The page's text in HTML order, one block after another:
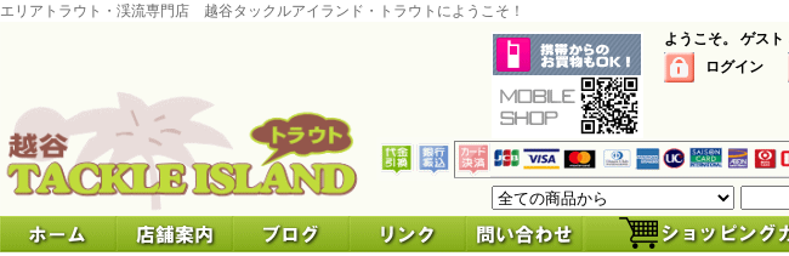
エリアトラウト・渓流専門店 越谷タックルアイランド・トラウトにようこそ！
ようこそ。 ゲスト
ログイン